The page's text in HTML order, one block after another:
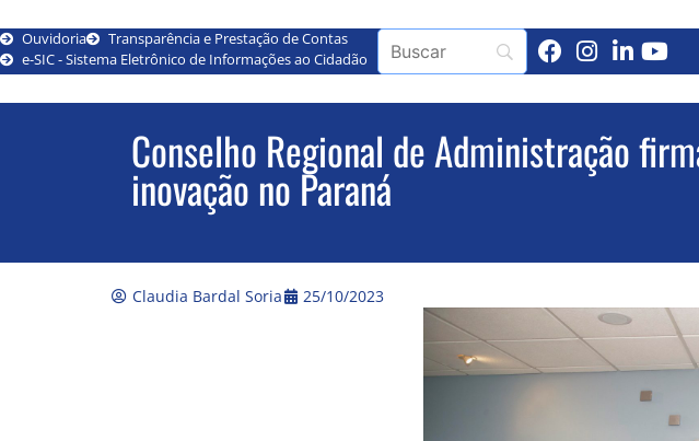
Ouvidoria
Transparência e Prestação de Contas
e-SIC - Sistema Eletrônico de Informações ao Cidadão
Conselho Regional de Administração
inovação no Paraná
Claudia Bardal Soria 25/10/2023